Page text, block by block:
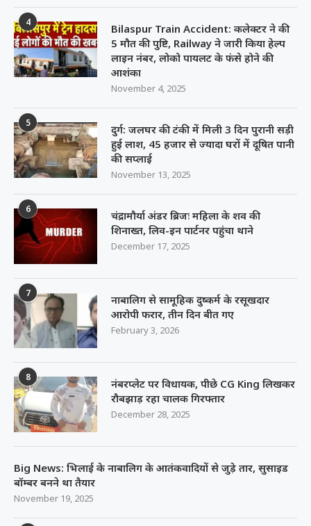
4
Bilaspur Train Accident: कलेक्टर ने की
5 मौत की पुष्टि, Railway ने जारी किया हेल्प
लाइन नंबर, लोको पायलट के फंसे होने की
आशंका
November 4, 2025
5
दुर्ग: जलघर की टंकी में मिली 3 दिन पुरानी सड़ी
हुई लाश, 45 हजार से ज्यादा घरों में दूषित पानी
की सप्लाई
November 13, 2025
6
चंद्रामौर्या अंडर ब्रिजः महिला के शव की
शिनाख्त, लिव-इन पार्टनर पहुंचा थाने
December 17, 2025
7
नाबालिग से सामूहिक दुष्कर्म के रसूखदार
आरोपी फरार, तीन दिन बीत गए
February 3, 2026
8
नंबरप्लेट पर विधायक, पीछे CG King लिखकर
रौबझाड़ रहा चालक गिरफ्तार
December 28, 2025
Big News: भिलाई के नाबालिग के आतंकवादियों से जुड़े तार, सुसाइड
बॉम्बर बनने था तैयार
November 19, 2025